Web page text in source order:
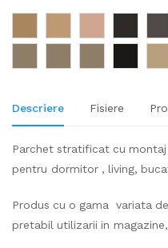
Descriere Fisiere
Parchet stratificat cu
pentru dormitor , living,
Produs cu o gama variata
pretabil utilizarii in